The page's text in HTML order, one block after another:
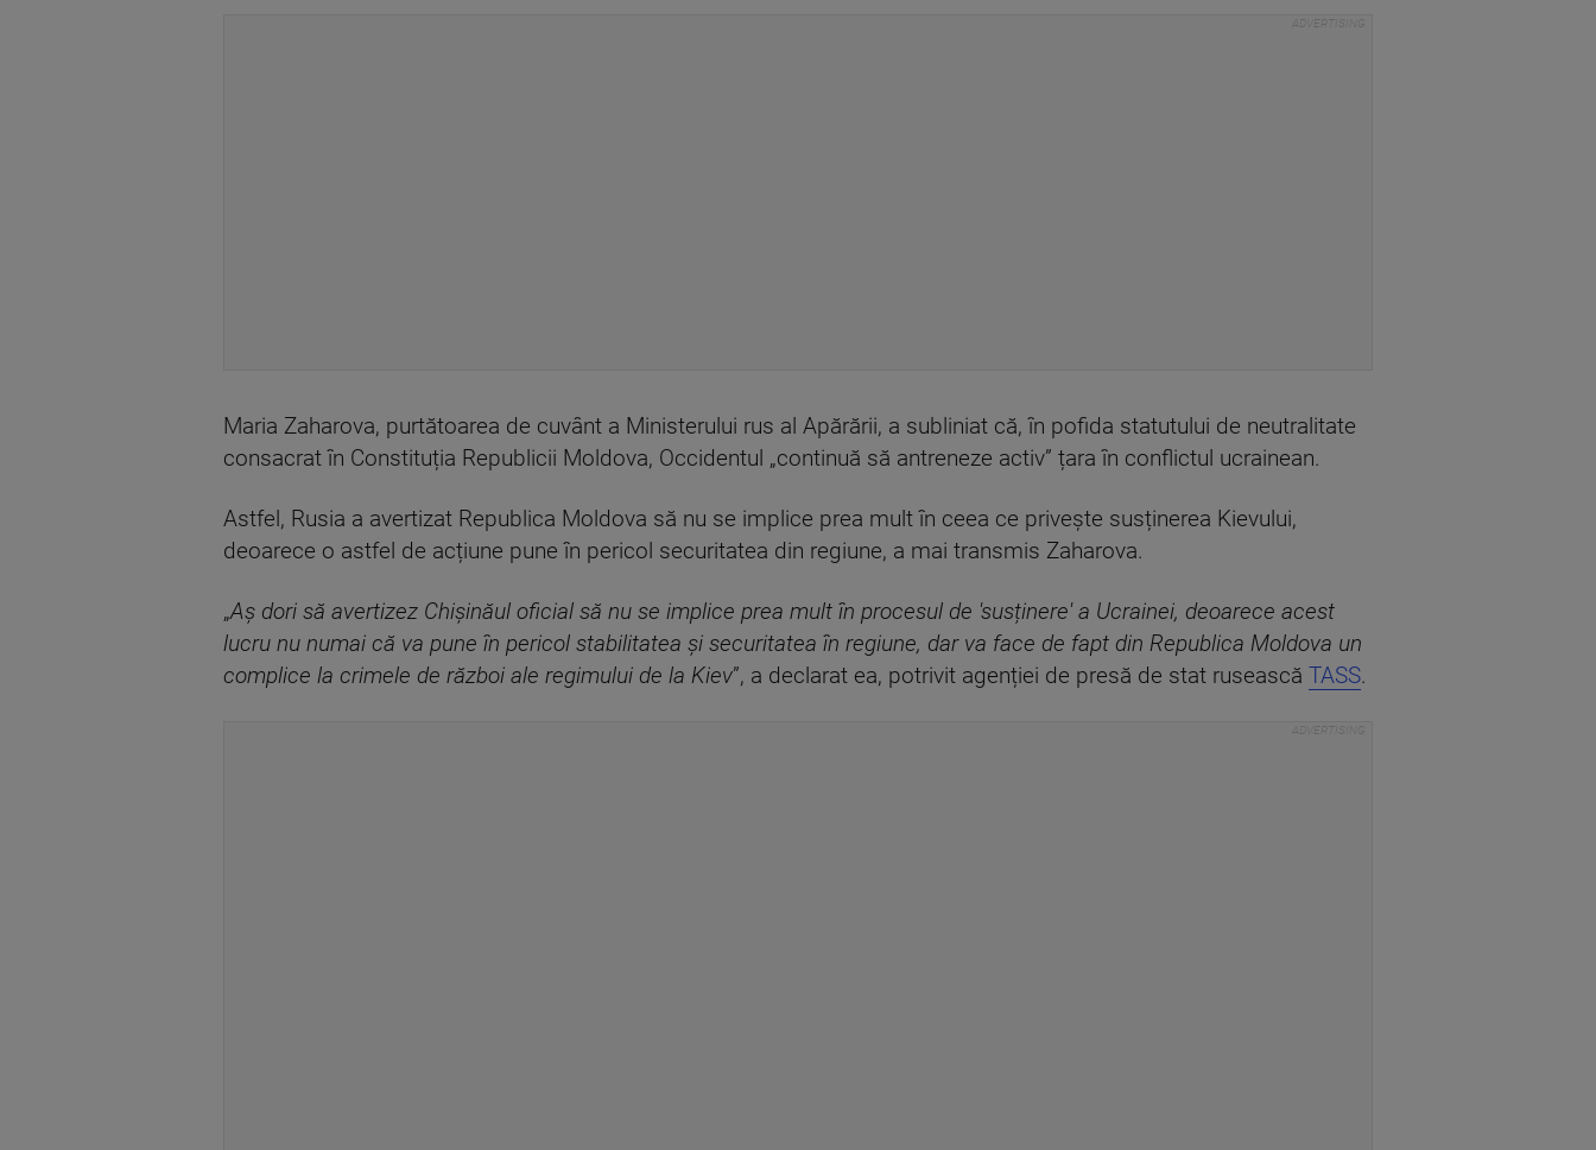
Maria Zaharova, purtătoarea de cuvânt a Ministerului rus al Apărării, a subliniat că, în pofida statutului de neutralitate
consacrat în Constituția Republicii Moldova, Occidentul „continuă să antreneze activ” țara în conflictul ucrainean.
Astfel, Rusia a avertizat Republica Moldova să nu se implice prea mult în ceea ce privește susținerea Kievului,
deoarece o astfel de acțiune pune în pericol securitatea din regiune, a mai transmis Zaharova.
„Aș dori să avertizez Chișinăul oficial să nu se implice prea mult în procesul de 'susținere' a Ucrainei, deoarece acest
lucru nu numai că va pune în pericol stabilitatea și securitatea în regiune, dar va face de fapt din Republica Moldova un
complice la crimele de război ale regimului de la Kiev”, a declarat ea, potrivit agenției de presă de stat rusească TASS.